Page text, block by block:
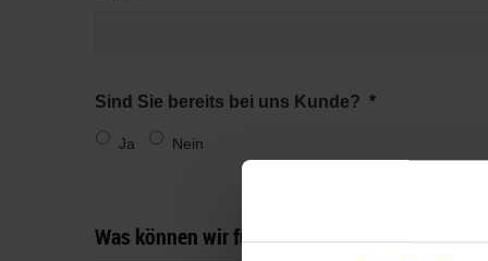
Sind Sie bereits bei uns Kunde? *
Ja Nein
Was können wir für Sie tun?